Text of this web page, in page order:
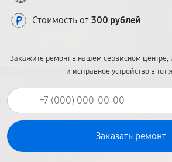
Стоимость от 300 рублей
Закажите ремонт в нашем сервисном центре,
и исправное устройство в тот